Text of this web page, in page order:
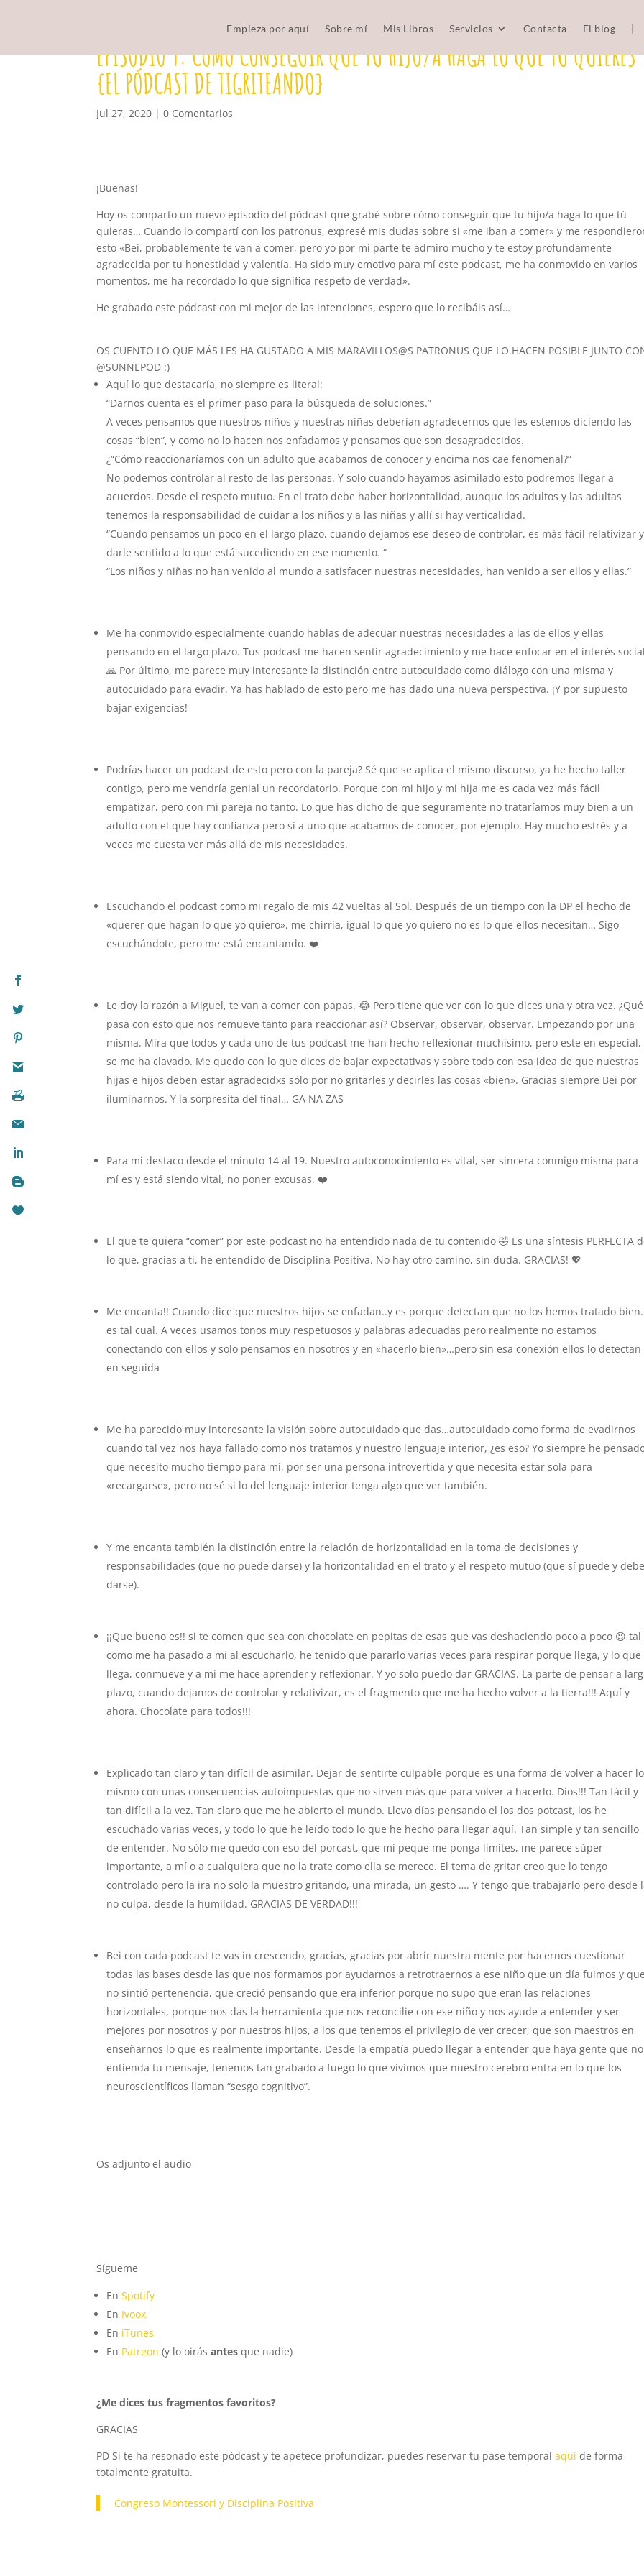
Empieza por aquí Sobre mí Mis Libros Servicios Contacta El blog |
EPISODIO 9: COMO CONSEGUIR QUE TU HIJO/A HAGA LO QUE TÚ QUIERES
{EL PÓDCAST DE TIGRITEANDO}
Jul 27, 2020 |0 Comentarios
¡Buenas!
Hoy os comparto un nuevo episodio del pódcast que grabé sobre cómo conseguir que tu hijo/a haga lo que tú
quieras… Cuando lo compartí con los patronus, expresé mis dudas sobre si «me iban a comer» y me
esto «Bei, probablemente te van a comer, pero yo por mi parte te admiro mucho y te estoy profundamente
agradecida por tu honestidad y valentía. Ha sido muy emotivo para mí este podcast, me ha conmovido en varios
momentos, me ha recordado lo que significa respeto de verdad».
He grabado este pódcast con mi mejor de las intenciones, espero que lo recibáis así…
OS CUENTO LO QUE MÁS LES HA GUSTADO A MIS MARAVILLOS@S PATRONUS QUE LO HACEN POSIBLE JUNTO
@SUNNEPOD :)⁣
Aquí lo que destacaría, no siempre es literal:
“Darnos cuenta es el primer paso para la búsqueda de soluciones.”
A veces pensamos que nuestros niños y nuestras niñas deberían agradecernos que les estemos diciendo las
cosas “bien”, y como no lo hacen nos enfadamos y pensamos que son desagradecidos.
¿“Cómo reaccionaríamos con un adulto que acabamos de conocer y encima nos cae fenomenal?”
No podemos controlar al resto de las personas. Y solo cuando hayamos asimilado esto podremos llegar a
acuerdos. Desde el respeto mutuo. En el trato debe haber horizontalidad, aunque los adultos y las adultas
tenemos la responsabilidad de cuidar a los niños y a las niñas y allí si hay verticalidad.
“Cuando pensamos un poco en el largo plazo, cuando dejamos ese deseo de controlar, es más fácil relativizar y
darle sentido a lo que está sucediendo en ese momento. “
“Los niños y niñas no han venido al mundo a satisfacer nuestras necesidades, han venido a ser ellos y ellas.”
Me ha conmovido especialmente cuando hablas de adecuar nuestras necesidades a las de ellos y ellas
pensando en el largo plazo. Tus podcast me hacen sentir agradecimiento y me hace enfocar en el interés
🙏 Por último, me parece muy interesante la distinción entre autocuidado como diálogo con una misma y
autocuidado para evadir. Ya has hablado de esto pero me has dado una nueva perspectiva. ¡Y por supuesto
bajar exigencias!
Podrías hacer un podcast de esto pero con la pareja? Sé que se aplica el mismo discurso, ya he hecho taller
contigo, pero me vendría genial un recordatorio. Porque con mi hijo y mi hija me es cada vez más fácil
empatizar, pero con mi pareja no tanto. Lo que has dicho de que seguramente no trataríamos muy bien a un
adulto con el que hay confianza pero sí a uno que acabamos de conocer, por ejemplo. Hay mucho estrés y a
veces me cuesta ver más allá de mis necesidades.
Escuchando el podcast como mi regalo de mis 42 vueltas al Sol. Después de un tiempo con la DP el hecho de
«querer que hagan lo que yo quiero», me chirría, igual lo que yo quiero no es lo que ellos necesitan… Sigo
escuchándote, pero me está encantando. ❤️
Le doy la razón a Miguel, te van a comer con papas. 😂 Pero tiene que ver con lo que dices una y otra vez. ¿Qué
pasa con esto que nos remueve tanto para reaccionar así? Observar, observar, observar. Empezando por una
misma. Mira que todos y cada uno de tus podcast me han hecho reflexionar muchísimo, pero este en especial,
se me ha clavado. Me quedo con lo que dices de bajar expectativas y sobre todo con esa idea de que nuestras
hijas e hijos deben estar agradecidxs sólo por no gritarles y decirles las cosas «bien». Gracias siempre Bei por
iluminarnos. Y la sorpresita del final… GA NA ZAS
Para mi destaco desde el minuto 14 al 19. Nuestro autoconocimiento es vital, ser sincera conmigo misma para
mí es y está siendo vital, no poner excusas. ❤️
El que te quiera “comer” por este podcast no ha entendido nada de tu contenido 🤣 Es una síntesis PERFECTA
lo que, gracias a ti, he entendido de Disciplina Positiva. No hay otro camino, sin duda. GRACIAS! 💖
Me encanta!! Cuando dice que nuestros hijos se enfadan..y es porque detectan que no los hemos tratado
es tal cual. A veces usamos tonos muy respetuosos y palabras adecuadas pero realmente no estamos
conectando con ellos y solo pensamos en nosotros y en «hacerlo bien»…pero sin esa conexión ellos lo detectan
en seguida
Me ha parecido muy interesante la visión sobre autocuidado que das…autocuidado como forma de evadirnos
cuando tal vez nos haya fallado como nos tratamos y nuestro lenguaje interior, ¿es eso? Yo siempre he
que necesito mucho tiempo para mí, por ser una persona introvertida y que necesita estar sola para
«recargarse», pero no sé si lo del lenguaje interior tenga algo que ver también.
Y me encanta también la distinción entre la relación de horizontalidad en la toma de decisiones y
responsabilidades (que no puede darse) y la horizontalidad en el trato y el respeto mutuo (que sí puede y debe
darse).
¡¡Que bueno es!! si te comen que sea con chocolate en pepitas de esas que vas deshaciendo poco a poco 😉 tal
como me ha pasado a mi al escucharlo, he tenido que pararlo varias veces para respirar porque llega, y lo que
llega, conmueve y a mi me hace aprender y reflexionar. Y yo solo puedo dar GRACIAS. La parte de pensar a
plazo, cuando dejamos de controlar y relativizar, es el fragmento que me ha hecho volver a la tierra!!! Aquí y
ahora. Chocolate para todos!!!
Explicado tan claro y tan difícil de asimilar. Dejar de sentirte culpable porque es una forma de volver a hacer lo
mismo con unas consecuencias autoimpuestas que no sirven más que para volver a hacerlo. Dios!!! Tan fácil y
tan difícil a la vez. Tan claro que me he abierto el mundo. Llevo días pensando el los dos potcast, los he
escuchado varias veces, y todo lo que he leído todo lo que he hecho para llegar aquí. Tan simple y tan sencillo
de entender. No sólo me quedo con eso del porcast, que mi peque me ponga límites, me parece súper
importante, a mí o a cualquiera que no la trate como ella se merece. El tema de gritar creo que lo tengo
controlado pero la ira no solo la muestro gritando, una mirada, un gesto …. Y tengo que trabajarlo pero desde
no culpa, desde la humildad. GRACIAS DE VERDAD!!!
Bei con cada podcast te vas in crescendo, gracias, gracias por abrir nuestra mente por hacernos cuestionar
todas las bases desde las que nos formamos por ayudarnos a retrotraernos a ese niño que un día fuimos y que
no sintió pertenencia, que creció pensando que era inferior porque no supo que eran las relaciones
horizontales, porque nos das la herramienta que nos reconcilie con ese niño y nos ayude a entender y ser
mejores por nosotros y por nuestros hijos, a los que tenemos el privilegio de ver crecer, que son maestros en
enseñarnos lo que es realmente importante. Desde la empatía puedo llegar a entender que haya gente que no
entienda tu mensaje, tenemos tan grabado a fuego lo que vivimos que nuestro cerebro entra en lo que los
neuroscientíficos llaman “sesgo cognitivo”.
Os adjunto el audio
Sígueme
EnSpotify
En Ivoox
En iTunes
En Patreon (y lo oirásantes que nadie)
¿Me dices tus fragmentos favoritos?
GRACIAS
PD Si te ha resonado este pódcast y te apetece profundizar, puedes reservar tu pase temporalaquí de forma
totalmente gratuita.